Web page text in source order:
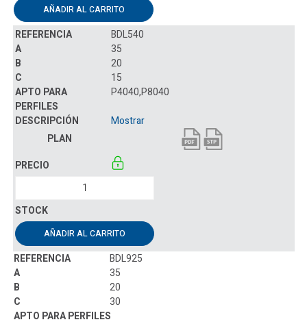
AÑADIR AL CARRITO
BDL540
35
20
15
P4040,P8040
Mostrar
AÑADIR AL CARRITO
BDL925
35
20
30